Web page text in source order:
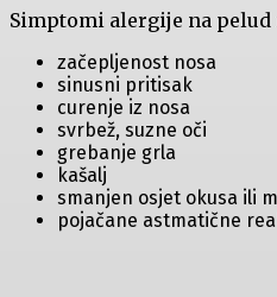
Simptomi alergije na pelud
začepljenost nosa
sinusni pritisak
curenje iz nosa
svrbež, suzne oči
grebanje grla
kašalj
smanjen osjet okusa ili
pojačane astmatične